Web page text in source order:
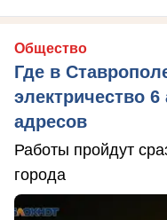
Общество
Где в
электричество
адресов
Работы пройдут
города